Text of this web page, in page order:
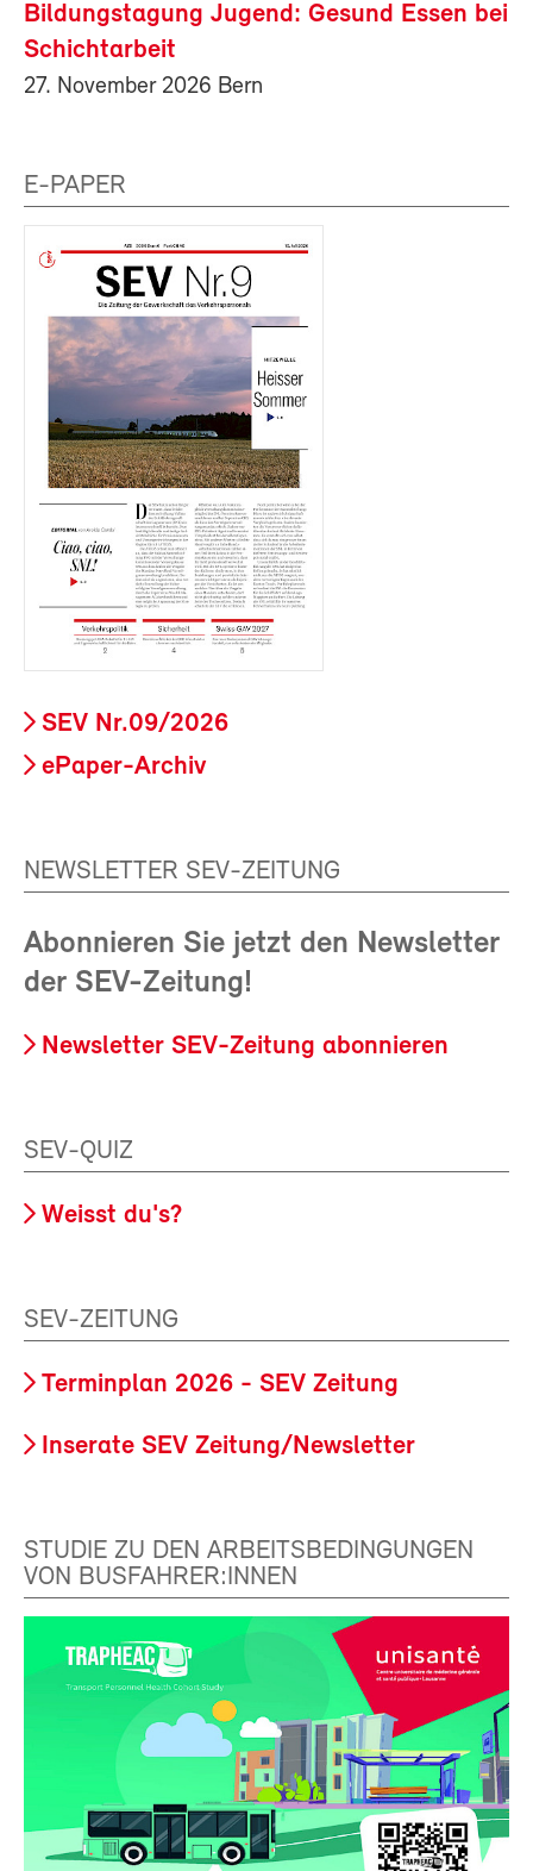
Bildungstagung Jugend: Gesund Essen bei
Schichtarbeit
27. November 2026 Bern
E-PAPER
SEV Nr.09/2026
ePaper-Archiv
NEWSLETTER SEV-ZEITUNG
Abonnieren Sie jetzt den Newsletter
der SEV-Zeitung!
Newsletter SEV-Zeitung abonnieren
SEV-QUIZ
Weisst du's?
SEV-ZEITUNG
Terminplan 2026 - SEV Zeitung
Inserate SEV Zeitung/Newsletter
STUDIE ZU DEN ARBEITSBEDINGUNGEN
VON BUSFAHRER:INNEN